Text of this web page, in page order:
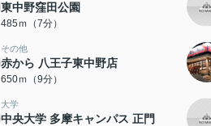
東中野窪田公園
485ｍ（7分）
その他
赤から 八王子東中野店
650ｍ（9分）
大学
中央大学 多摩キャンパス 正門